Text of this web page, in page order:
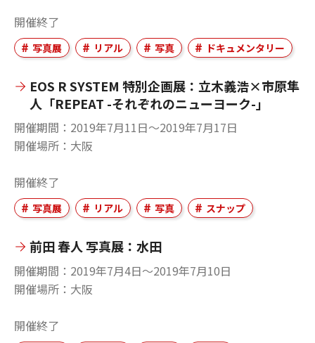
開催終了
写真展 リアル 写真 ドキュメンタリー
EOS R SYSTEM 特別企画展：立木義浩×市原隼
人「REPEAT -それぞれのニューヨーク-」
開催期間
2019年7月11日〜2019年7月17日
開催場所
大阪
開催終了
写真展 リアル 写真 スナップ
前田 春人 写真展：水田
開催期間
2019年7月4日〜2019年7月10日
開催場所
大阪
開催終了